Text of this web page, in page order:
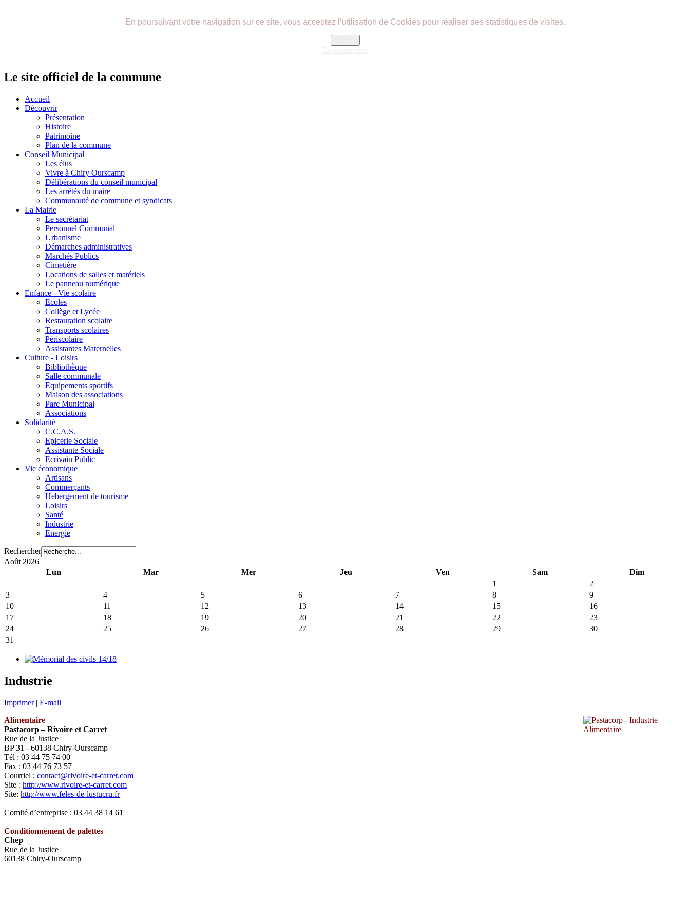
En poursuivant votre navigation sur ce site, vous acceptez l’utilisation de Cookies pour réaliser des statistiques de visites.
Le site officiel de la commune
Accueil
Découvrir
Présentation
Histoire
Patrimoine
Plan de la commune
Conseil Municipal
Les élus
Vivre à Chiry Ourscamp
Délibérations du conseil municipal
Les arrêtés du maire
Communauté de commune et syndicats
La Mairie
Le secrétariat
Personnel Communal
Urbanisme
Démarches administratives
Marchés Publics
Cimetière
Locations de salles et matériels
Le panneau numérique
Enfance - Vie scolaire
Ecoles
Collège et Lycée
Restauration scolaire
Transports scolaires
Périscolaire
Assistantes Maternelles
Culture - Loisirs
Bibliothèque
Salle communale
Equipements sportifs
Maison des associations
Parc Municipal
Associations
Solidarité
C.C.A.S.
Epicerie Sociale
Assistante Sociale
Ecrivain Public
Vie économique
Artisans
Commerçants
Hebergement de tourisme
Loisirs
Santé
Industrie
Energie
Rechercher
Août 2026
Lun
Mar Mer Jeu Ven Sam
Dim
1
2
3
4 5 6 7 8
9
10
11 12 13 14 15
16
17
18 19 20 21 22
23
24
25 26 27 28 29
30
31
Industrie
Imprimer | E-mail
Alimentaire
Pastacorp – Rivoire et Carret
Rue de la Justice
BP 31 - 60138 Chiry-Ourscamp
Tél : 03 44 75 74 00
Fax : 03 44 76 73 57
Courriel : contact@rivoire-et-carret.com
Site : http://www.rivoire-et-carret.com
Site: http://www.feles-de-lustucru.fr
Comité d’entreprise : 03 44 38 14 61
Conditionnement de palettes
Chep
Rue de la Justice
60138 Chiry-Ourscamp